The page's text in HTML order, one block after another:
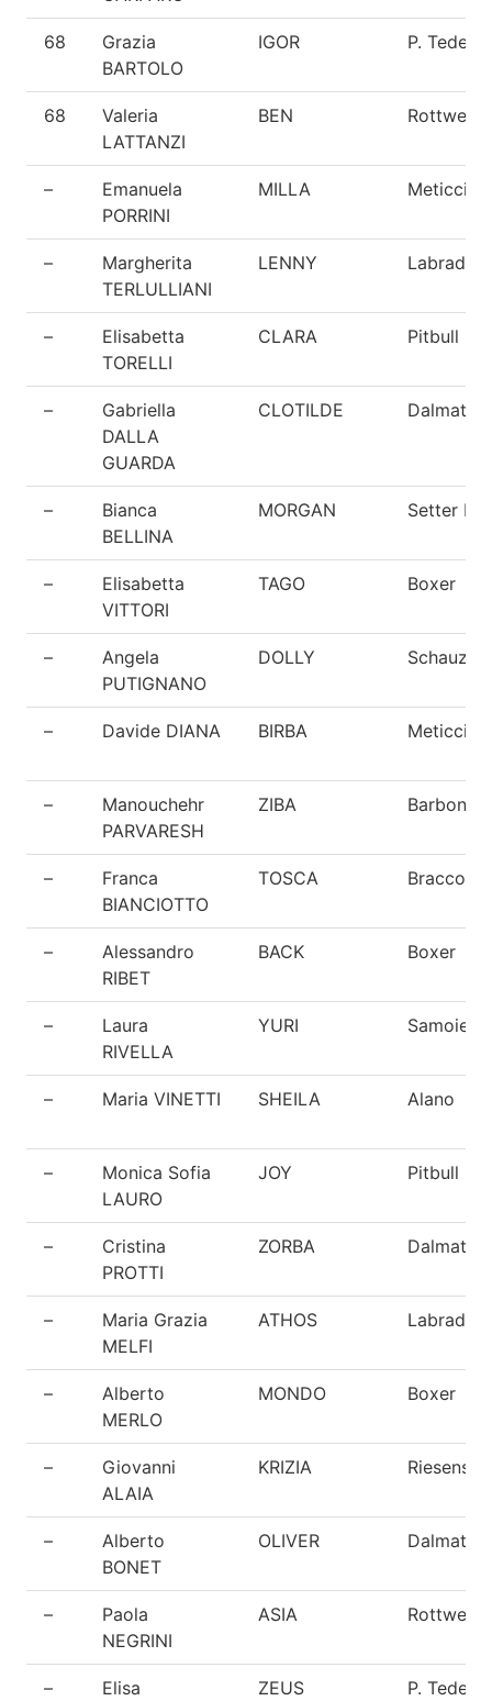
68
Grazia
BARTOLO
IGOR P.
68
Valeria
LATTANZI
BEN Rottweiler
–
Emanuela
PORRINI
MILLA Meticcio
–
Margherita
TERLULLIANI
LENNY Labrador
–
Elisabetta
TORELLI
CLARA Pitbull
–
Gabriella
DALLA
GUARDA
CLOTILDE Dalmata
–
Bianca
BELLINA
MORGAN Setter
–
Elisabetta
VITTORI
TAGO Boxer
–
Angela
PUTIGNANO
DOLLY Schauzer
– Davide DIANA BIRBA Meticcio
–
Manouchehr
PARVARESH
ZIBA Barbone
–
Franca
BIANCIOTTO
TOSCA Bracco
–
Alessandro
RIBET
BACK Boxer
–
Laura
RIVELLA
YURI Samoiedo
– Maria VINETTI SHEILA Alano
–
Monica Sofia
LAURO
JOY Pitbull
–
Cristina
PROTTI
ZORBA Dalmata
–
Maria Grazia
MELFI
ATHOS Labrador
–
Alberto
MERLO
MONDO Boxer
–
Giovanni
ALAIA
KRIZIA
–
Alberto
BONET
OLIVER Dalmata
–
Paola
NEGRINI
ASIA Rottweiler
–
Elisa
ZEUS P.